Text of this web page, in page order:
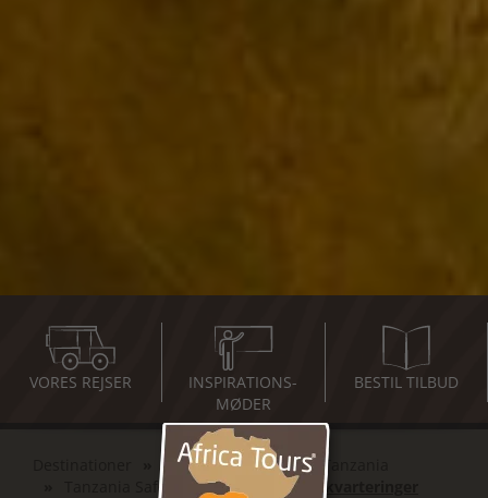
VORES REJSER
INSPIRATIONS-
MØDER
BESTIL TILBUD
Det Østlige Afrika
Tanzania
Tanzania Safari og Zanzibar
Indkvarteringer